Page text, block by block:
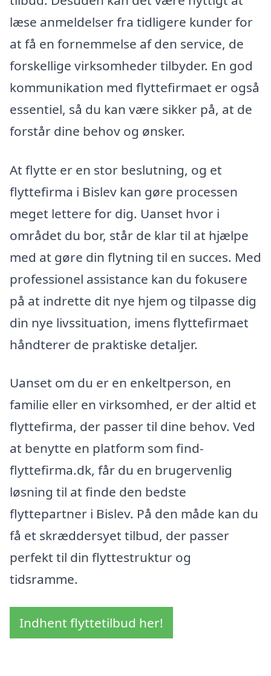
læse anmeldelser fra tidligere kunder for
at få en fornemmelse af den service, de
forskellige virksomheder tilbyder. En god
kommunikation med flyttefirmaet er også
essentiel, så du kan være sikker på, at de
forstår dine behov og ønsker.
At flytte er en stor beslutning, og et
flyttefirma i Bislev kan gøre processen
meget lettere for dig. Uanset hvor i
området du bor, står de klar til at hjælpe
med at gøre din flytning til en succes. Med
professionel assistance kan du fokusere
på at indrette dit nye hjem og tilpasse dig
din nye livssituation, imens flyttefirmaet
håndterer de praktiske detaljer.
Uanset om du er en enkeltperson, en
familie eller en virksomhed, er der altid et
flyttefirma, der passer til dine behov. Ved
at benytte en platform som find-
flyttefirma.dk, får du en brugervenlig
løsning til at finde den bedste
flyttepartner i Bislev. På den måde kan du
få et skræddersyet tilbud, der passer
perfekt til din flyttestruktur og
tidsramme.
Indhent flyttetilbud her!